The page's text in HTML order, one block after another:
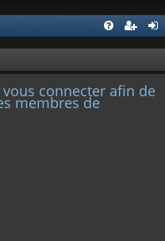
connecter afin de
membres de